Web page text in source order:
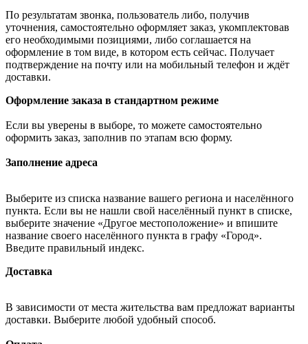
По результатам звонка, пользователь либо, получив
уточнения, самостоятельно оформляет заказ, укомплектовав
его необходимыми позициями, либо соглашается на
оформление в том виде, в котором есть сейчас. Получает
подтверждение на почту или на мобильный телефон и ждёт
доставки.
Оформление заказа в стандартном режиме
Если вы уверены в выборе, то можете самостоятельно
оформить заказ, заполнив по этапам всю форму.
Заполнение адреса
Выберите из списка название вашего региона и населённого
пункта. Если вы не нашли свой населённый пункт в списке,
выберите значение «Другое местоположение» и впишите
название своего населённого пункта в графу «Город».
Введите правильный индекс.
Доставка
В зависимости от места жительства вам предложат варианты
доставки. Выберите любой удобный способ.